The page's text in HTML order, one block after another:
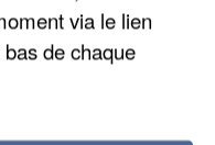
via le lien
de chaque